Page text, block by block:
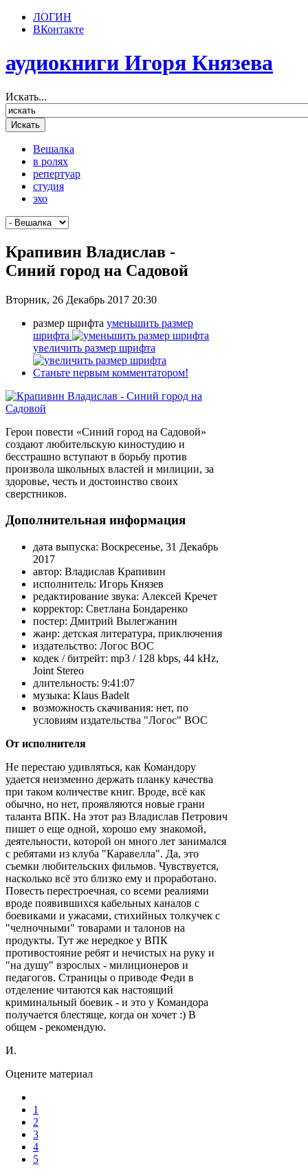
ЛОГИН
ВКонтакте
аудиокниги Игоря Князева
Искать...
Вешалка
в ролях
репертуар
студия
эхо
Крапивин Владислав -
Синий город на Садовой
Вторник, 26 Декабрь 2017 20:30
размер шрифта уменьшить размер
шрифта
увеличить размер шрифта
Станьте первым комментатором!
Герои повести «Синий город на Садовой»
создают любительскую киностудию и
бесстрашно вступают в борьбу против
произвола школьных властей и милиции, за
здоровье, честь и достоинство своих
сверстников.
Дополнительная информация
дата выпуска: Воскресенье, 31 Декабрь
2017
автор: Владислав Крапивин
исполнитель: Игорь Князев
редактирование звука: Алексей Кречет
корректор: Светлана Бондаренко
постер: Дмитрий Вылегжанин
жанр: детская литература, приключения
издательство: Логос ВОС
кодек / битрейт: mp3 / 128 kbps, 44 kHz,
Joint Stereo
длительность: 9:41:07
музыка: Klaus Badelt
возможность скачивания: нет, по
условиям издательства "Логос" ВОС
От исполнителя
Не перестаю удивляться, как Командору
удается неизменно держать планку качества
при таком количестве книг. Вроде, всё как
обычно, но нет, проявляются новые грани
таланта ВПК. На этот раз Владислав Петрович
пишет о еще одной, хорошо ему знакомой,
деятельности, которой он много лет занимался
с ребятами из клуба "Каравелла". Да, это
съемки любительских фильмов. Чувствуется,
насколько всё это близко ему и проработано.
Повесть перестроечная, со всеми реалиями
вроде появившихся кабельных каналов с
боевиками и ужасами, стихийных толкучек с
"челночными" товарами и талонов на
продукты. Тут же нередкое у ВПК
противостояние ребят и нечистых на руку и
"на душу" взрослых - милиционеров и
педагогов. Страницы о приводе Феди в
отделение читаются как настоящий
криминальный боевик - и это у Командора
получается блестяще, когда он хочет :) В
общем - рекомендую.
И.
Оцените материал
1
2
3
4
5